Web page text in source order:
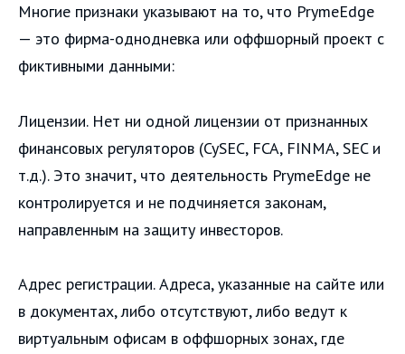
Многие признаки указывают на то, что PrymeEdge
— это фирма-однодневка или оффшорный проект с
фиктивными данными:
Лицензии. Нет ни одной лицензии от признанных
финансовых регуляторов (CySEC, FCA, FINMA, SEC и
т.д.). Это значит, что деятельность PrymeEdge не
контролируется и не подчиняется законам,
направленным на защиту инвесторов.
Адрес регистрации. Адреса, указанные на сайте или
в документах, либо отсутствуют, либо ведут к
виртуальным офисам в оффшорных зонах, где